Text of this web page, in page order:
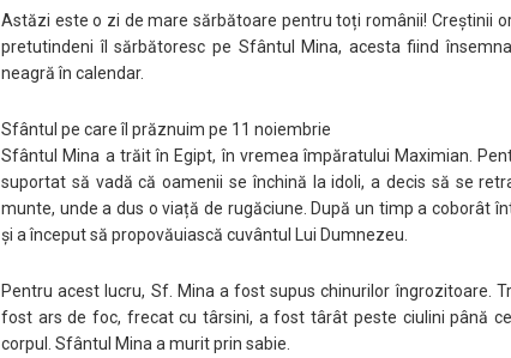
Astăzi este o zi de mare sărbătoare pentru toți românii! Creștinii
pretutindeni îl sărbătoresc pe Sfântul Mina, acesta fiind
neagră în calendar.
Sfântul pe care îl prăznuim pe 11 noiembrie
Sfântul Mina a trăit în Egipt, în vremea împăratului Maximian.
suportat să vadă că oamenii se închină la idoli, a decis să se
munte, unde a dus o viață de rugăciune. După un timp a coborât
și a început să propovăuiască cuvântul Lui Dumnezeu.
Pentru acest lucru, Sf. Mina a fost supus chinurilor îngrozitoare.
fost ars de foc, frecat cu târsini, a fost târât peste ciulini până
corpul. Sfântul Mina a murit prin sabie.